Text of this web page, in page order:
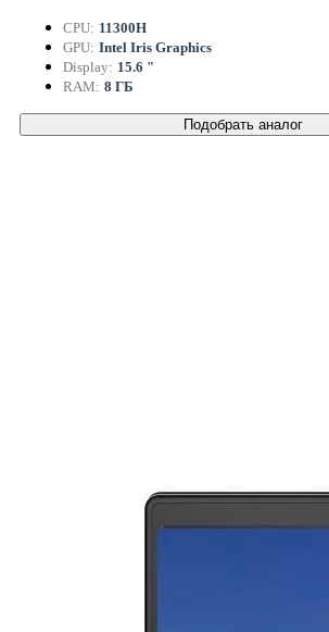
CPU: 11300H
GPU: Intel Iris Graphics
Display: 15.6 "
RAM: 8 ГБ
Подобрать аналог